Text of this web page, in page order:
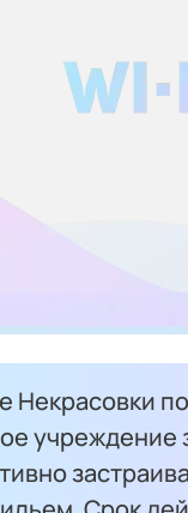
Некрасовки
учреждение